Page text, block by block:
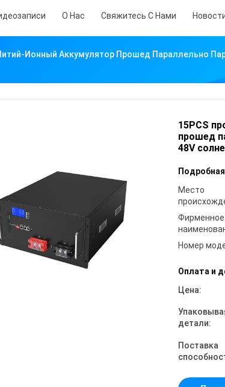
О Нас Свяжитесь С Нами
Ионный Аккумулятор Прошед Параллельно
15PCS
прошед
48V
Место
Фирменное
Номер
Оплата и
Цена:
детали:
Поставка